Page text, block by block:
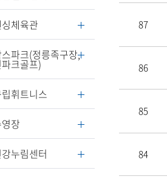
체육관
파크(정릉족구장,
크골프)
휘트니스
장
누림센터
87
86
85
84